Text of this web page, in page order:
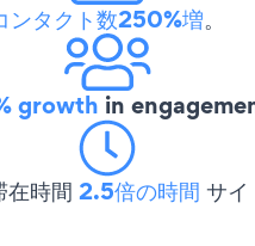
ンタクト数250%増。
growth in
在時間 2.5倍の時間 サ